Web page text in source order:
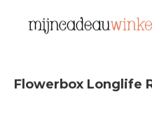
Flowerbox Longlife